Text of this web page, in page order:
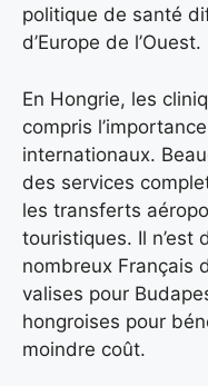
politique de santé
d’Europe de l’Ouest.
En Hongrie, les
compris
internationaux.
des services
les transferts
touristiques. Il n’est
nombreux Français
valises pour
hongroises pour
moindre coût.